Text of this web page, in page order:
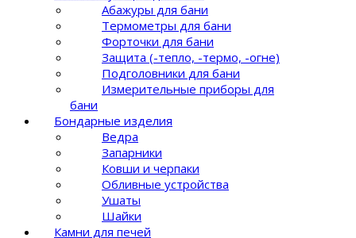
Абажуры для бани
Термометры для бани
Форточки для бани
Защита (-тепло, -термо, -огне)
Подголовники для бани
Измерительные приборы для
бани
Бондарные изделия
Ведра
Запарники
Ковши и черпаки
Обливные устройства
Ушаты
Шайки
Камни для печей